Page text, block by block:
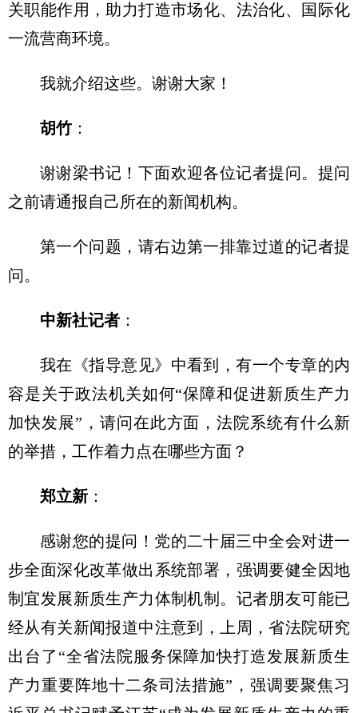
关职能作用，助力打造市场化、法治化、国际化
一流营商环境。
我就介绍这些。谢谢大家！
胡竹 ：
谢谢梁书记！下面欢迎各位记者提问。提问
之前请通报自己所在的新闻机构。
第一个问题，请右边第一排靠过道的记者提
问。
中新社记者 ：
我在《指导意见》中看到，有一个专章的内
容是关于政法机关如何“保障和促进新质生产力
加快发展”，请问在此方面，法院系统有什么新
的举措，工作着力点在哪些方面？
郑立新 ：
感谢您的提问！党的二十届三中全会对进一
步全面深化改革做出系统部署，强调要健全因地
制宜发展新质生产力体制机制。记者朋友可能已
经从有关新闻报道中注意到，上周，省法院研究
出台了“全省法院服务保障加快打造发展新质生
产力重要阵地十二条司法措施”，强调要聚焦习